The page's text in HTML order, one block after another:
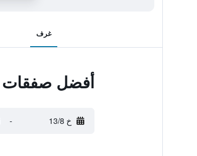
غرف
أفضل صفقات The Unicorn Hotel
خ 13/8 -